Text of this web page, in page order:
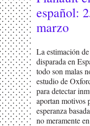
español:
marzo
La estimación
disparada en
todo son malas
estudio de
para detectar
aportan motivos
esperanza
no meramente